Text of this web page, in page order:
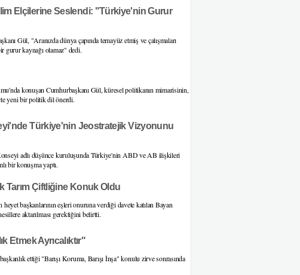
Elçilerine Seslendi: "Türkiye'nin Gurur
Gül, "Aranızda dünya çapında temayüz etmiş ve çalışmaları
gurur kaynağı olamaz" dedi.
konuşan Cumhurbaşkanı Gül, küresel politikanın mimarisinin,
yeni bir politik dil önerdi.
Türkiye'nin Jeostratejik Vizyonunu
adlı düşünce kuruluşunda Türkiye'nin ABD ve AB ilişkileri
bir konuşma yaptı.
Tarım Çiftliğine Konuk Oldu
başkanlarının eşleri onuruna verdiği davete katılan Bayan
aktarılması gerektiğini belirtti.
Etmek Ayrıcalıktır"
ettiği "Barışı Koruma, Barışı İnşa" konulu zirve sonrasında